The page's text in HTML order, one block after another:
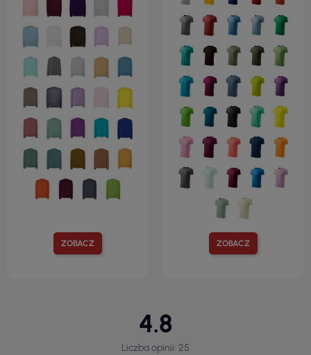
ZOBACZ ZOBACZ
4.8
Liczba opinii: 25